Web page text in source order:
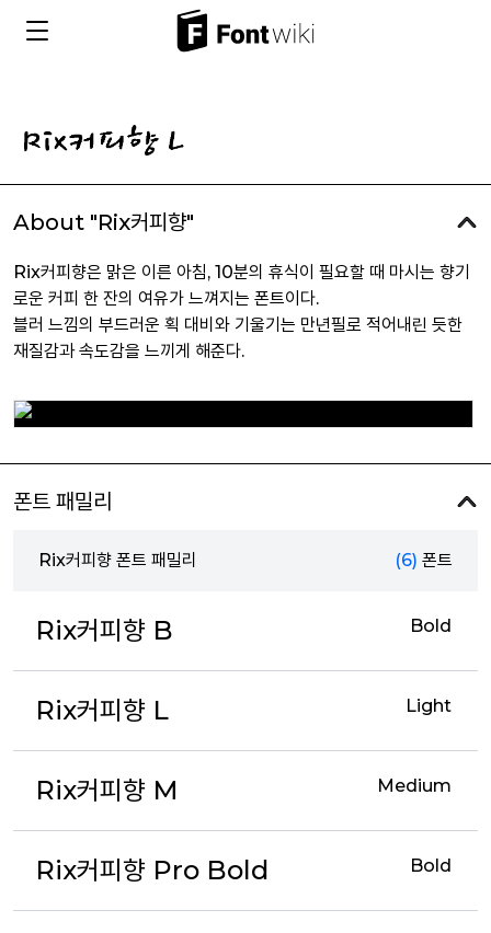
About "Rix커피향"
Rix커피향은 맑은 이른 아침, 10분의 휴식이 필요할 때 마시는 향기
로운 커피 한 잔의 여유가 느껴지는 폰트이다.
블러 느낌의 부드러운 획 대비와 기울기는 만년필로 적어내린 듯한
재질감과 속도감을 느끼게 해준다.
폰트 패밀리
Rix커피향 폰트 패밀리 (6) 폰트
Rix커피향 B Bold
Rix커피향 L Light
Rix커피향 M Medium
Rix커피향 Pro Bold Bold